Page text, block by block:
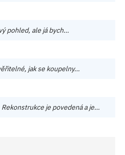
pohled, ale já bych…
jak se koupelny…
je povedená a je…